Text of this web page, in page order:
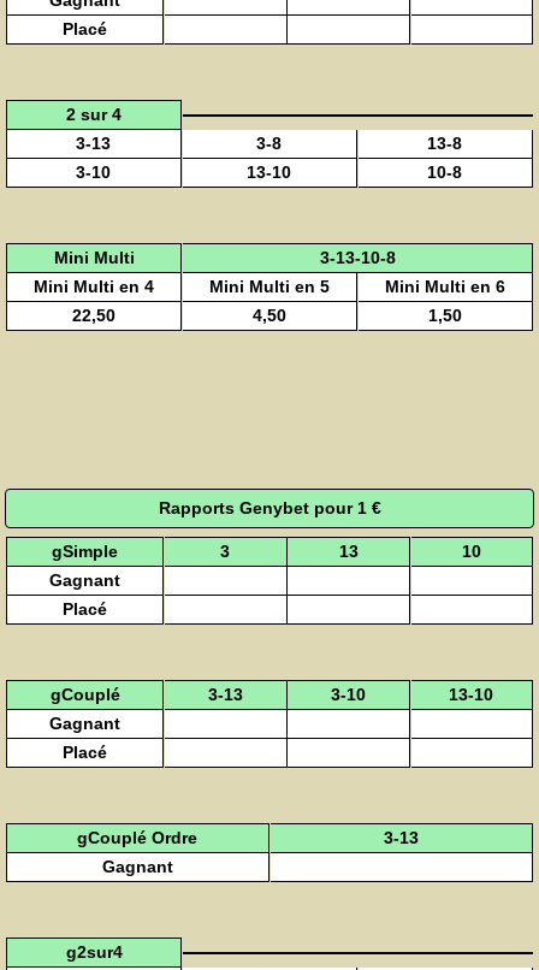
Placé
2 sur 4
3-13
3-8
13-8
3-10
13-10 10-8
Mini Multi
3-13-10-8
Mini Multi en 4
Mini Multi en 5
Mini Multi en 6
22,50
4,50 1,50
Rapports Genybet pour 1 €
gSimple 3 13
10
Gagnant
Placé
gCouplé 3-13 3-10
13-10
Gagnant
Placé
gCouplé Ordre
3-13
Gagnant
g2sur4